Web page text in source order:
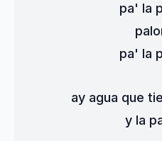
pa' la
pa' la
ay agua que
y la